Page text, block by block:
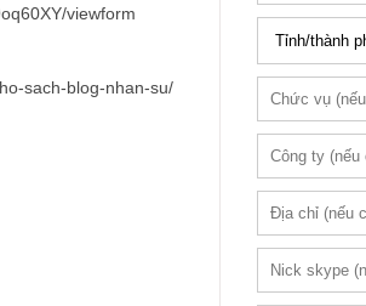
viewform
sach-blog-nhan-su/